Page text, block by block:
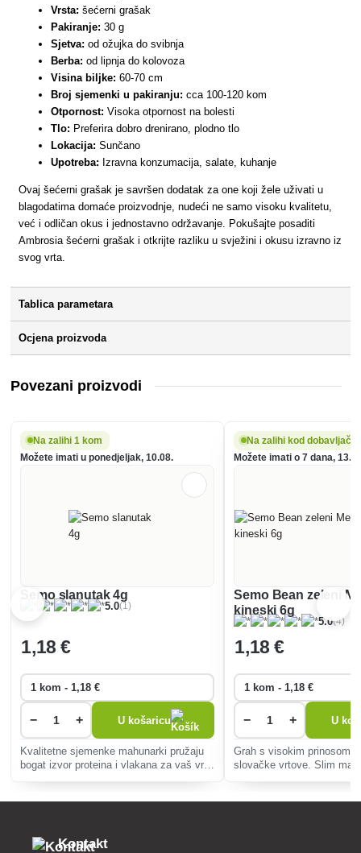
Vrsta: šećerni grašak
Pakiranje: 30 g
Sjetva: od ožujka do svibnja
Berba: od lipnja do kolovoza
Visina biljke: 60-70 cm
Broj sjemenki u pakiranju: cca 100-120 kom
Otpornost: Visoka otpornost na bolesti
Tlo: Preferira dobro drenirano, plodno tlo
Lokacija: Sunčano
Upotreba: Izravna konzumacija, salate, kuhanje
Ovaj šećerni grašak je savršen dodatak za one koji žele uživati u
blagodatima domaće proizvodnje, nudeći ne samo visoku kvalitetu,
već i odličan okus i jednostavno održavanje. Pokušajte posaditi
Ambrosia šećerni grašak i otkrijte razliku u svježini i okusu izravno iz
svog vrta.
Tablica parametara
Ocjena proizvoda
Povezani proizvodi
Na zalihi 1 kom
Možete imati u ponedjeljak, 10.08.
Semo slanutak 4g
5.0(1)
1,18 €
− + U košaricu
Kvalitetne sjemenke mahunarki pružaju
bogat izvor proteina i vlakana za vaš vrt.
Na zalihi kod dobavljača
Možete imati o 7 dana,
Semo Bean zeleni
kineski 6g
5.0(4)
1,18 €
− + U
Grah s visokim prinosom
slovačke vrtove. Slim
Kontakt